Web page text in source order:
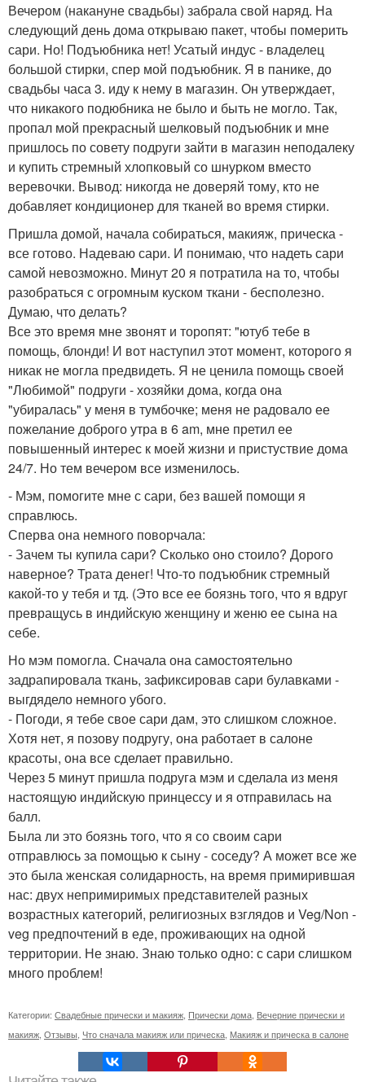
Вечером (накануне свадьбы) забрала свой наряд. На
следующий день дома открываю пакет, чтобы померить
сари. Но! Подъюбника нет! Усатый индус - владелец
большой стирки, спер мой подъюбник. Я в панике, до
свадьбы часа 3. иду к нему в магазин. Он утверждает,
что никакого подюбника не было и быть не могло. Так,
пропал мой прекрасный шелковый подъюбник и мне
пришлось по совету подруги зайти в магазин неподалеку
и купить стремный хлопковый со шнурком вместо
веревочки. Вывод: никогда не доверяй тому, кто не
добавляет кондиционер для тканей во время стирки.
Пришла домой, начала собираться, макияж, прическа -
все готово. Надеваю сари. И понимаю, что надеть сари
самой невозможно. Минут 20 я потратила на то, чтобы
разобраться с огромным куском ткани - бесполезно.
Думаю, что делать?
Все это время мне звонят и торопят: "ютуб тебе в
помощь, блонди! И вот наступил этот момент, которого я
никак не могла предвидеть. Я не ценила помощь своей
"Любимой" подруги - хозяйки дома, когда она
"убиралась" у меня в тумбочке; меня не радовало ее
пожелание доброго утра в 6 am, мне претил ее
повышенный интерес к моей жизни и пристуствие дома
24/7. Но тем вечером все изменилось.
- Мэм, помогите мне с сари, без вашей помощи я
справлюсь.
Сперва она немного поворчала:
- Зачем ты купила сари? Сколько оно стоило? Дорого
наверное? Трата денег! Что-то подъюбник стремный
какой-то у тебя и тд. (Это все ее боязнь того, что я вдруг
превращусь в индийскую женщину и женю ее сына на
себе.
Но мэм помогла. Сначала она самостоятельно
задрапировала ткань, зафиксировав сари булавками -
выгдядело немного убого.
- Погоди, я тебе свое сари дам, это слишком сложное.
Хотя нет, я позову подругу, она работает в салоне
красоты, она все сделает правильно.
Через 5 минут пришла подруга мэм и сделала из меня
настоящую индийскую принцессу и я отправилась на
балл.
Была ли это боязнь того, что я со своим сари
отправлюсь за помощью к сыну - соседу? А может все же
это была женская солидарность, на время примирившая
нас: двух непримиримых представителей разных
возрастных категорий, религиозных взглядов и Veg/Non -
veg предпочтений в еде, проживающих на одной
территории. Не знаю. Знаю только одно: с сари слишком
много проблем!
Категории: Свадебные прически и макияж Прически дома Вечерние прически и
макияж Отзывы Что сначала макияж или прическа Макияж и прическа в салоне